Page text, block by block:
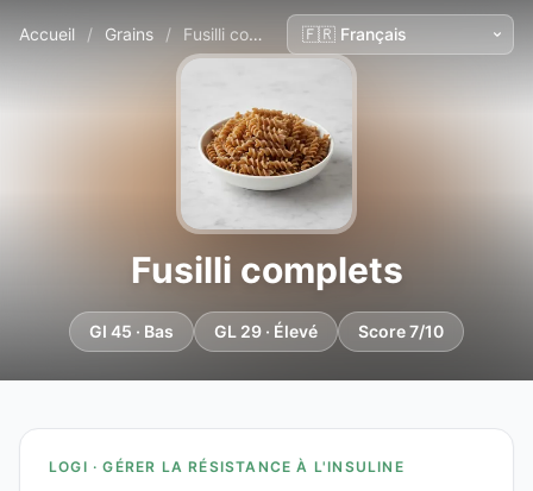
Accueil / Grains / Fusilli complets
Fusilli complets
GI 45 · Bas GL 29 · Élevé Score 7/10
LOGI · GÉRER LA RÉSISTANCE À L'INSULINE